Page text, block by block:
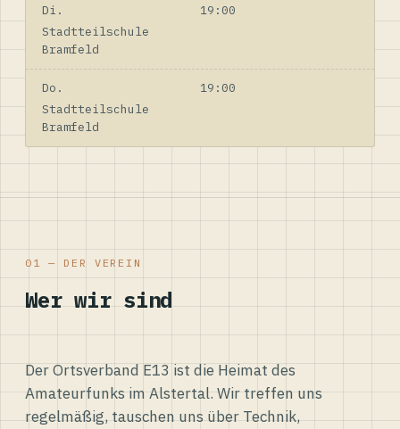
Di.
19:00
Stadtteilschule
Bramfeld
Do.
19:00
Stadtteilschule
Bramfeld
01 — DER VEREIN
Wer wir sind
Der Ortsverband E13 ist die Heimat des
Amateurfunks im Alstertal. Wir treffen uns
regelmäßig, tauschen uns über Technik,